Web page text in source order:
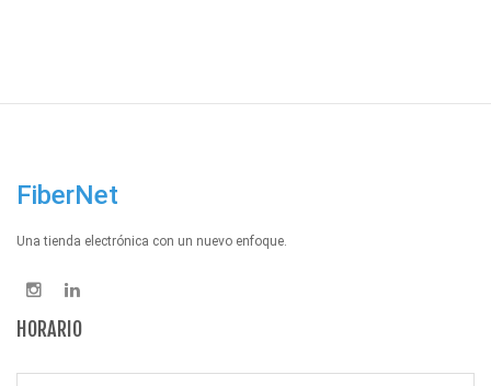
FiberNet
Una tienda electrónica con un nuevo enfoque.
HORARIO